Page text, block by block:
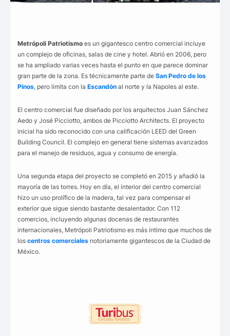
Metrópoli Patriotismo es un gigantesco centro comercial incluye
un complejo de oficinas, salas de cine y hotel. Abrió en 2006, pero
se ha ampliado varias veces hasta el punto en que parece dominar
gran parte de la zona. Es técnicamente parte de San Pedro de los
Pinos, pero limita con la Escandón al norte y la Napoles al este.
El centro comercial fue diseñado por los arquitectos Juan Sánchez
Aedo y José Picciotto, ambos de Picciotto Architects. El proyecto
inicial ha sido reconocido con una calificación LEED del Green
Building Council. El complejo en general tiene sistemas avanzados
para el manejo de residuos, agua y consumo de energía.
Una segunda etapa del proyecto se completó en 2015 y añadió la
mayoría de las torres. Hoy en día, el interior del centro comercial
hizo un uso prolífico de la madera, tal vez para compensar el
exterior que sigue siendo bastante desalentador. Con 112
comercios, incluyendo algunas docenas de restaurantes
internacionales, Metrópoli Patriotismo es más íntimo que muchos de
los centros comerciales notoriamente gigantescos de la Ciudad de
México.